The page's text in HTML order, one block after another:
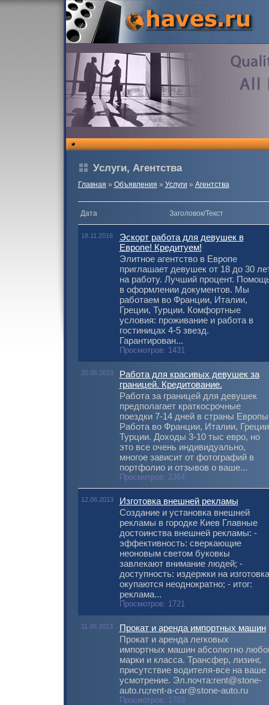
Услуги, Агентства
Главная » Объявления » Услуги » Агентства
Дата Заголовок/Текст
18.11.2016
Эскорт работа для девушек в
Европе! Кредитуем!
Элитное агентство в Европе
приглашает девушек от 18 до 30
на работу. Лучший процент.
в оформлении документов. Мы
работаем во Франции, Италии,
Греции, Турции. Комфортные
условия: проживание и работа в
гостиницах 4-5 звезд.
Гарантирован...
Просмотров: 1431
20.06.2013
Работа для красивых девушек за
границей. Кредитование.
Работа за границей для девушек
предполагает краткосрочные
поездки 7-14 дней в страны
Работа во Франции, Италии,
Турции. Доходы 3-10 тыс евро, но
это все очень индивидуально,
многое зависит от фотографий в
портфолио и отзывов о ваше...
Просмотров: 2364
12.06.2013
Изготовка внешней рекламы
Создание и установка внешней
рекламы в городке Киев Главные
достоинства внешней рекламы: -
эффективность: сверкающие
неоновым светом буковкы
завлекают внимание людей; -
доступность: издержки на изготовка
окупаются неоднократно; - итог:
реклама...
Просмотров: 1721
11.06.2013
Прокат и аренда импортных машин
Прокат и аренда легковых
импортных машин абсолютно
марки и класса. Трансфер, лизинг,
присутствие водителя-все на ваше
усмотрение. Эл.почта:rent@stone-
auto.ru;rent-a-car@stone-auto.ru
Просмотров: 1703